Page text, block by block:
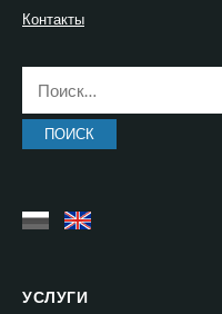
Контакты
УСЛУГИ